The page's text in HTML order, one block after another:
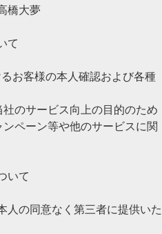
橋大夢
て
お客様の本人確認および各種
社のサービス向上の目的のため
ンペーン等や他のサービスに関
いて
人の同意なく第三者に提供いた